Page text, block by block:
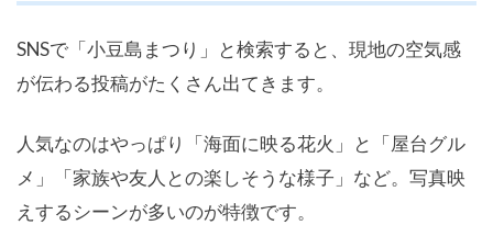
SNSで「小豆島まつり」と検索すると、現地の空気感
が伝わる投稿がたくさん出てきます。
人気なのはやっぱり「海面に映る花火」と「屋台グル
メ」「家族や友人との楽しそうな様子」など。写真映
えするシーンが多いのが特徴です。